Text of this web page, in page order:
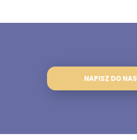
NAPISZ DO NAS